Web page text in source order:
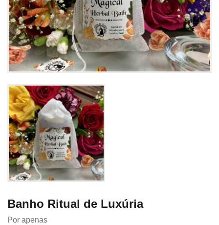
Banho Ritual de Luxúria
Por apenas